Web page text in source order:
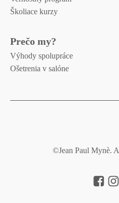
Školiace kurzy
Prečo my?
Výhody spolupráce
Ošetrenia v salóne
©Jean Paul Mynè.